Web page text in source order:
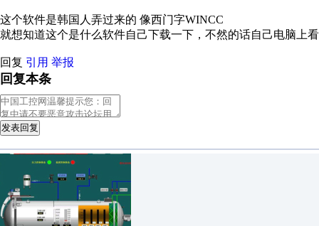
这个软件是韩国人弄过来的 像西门字WINCC
就想知道这个是什么软件自己下载一下，不然的话自己电脑上
回复 引用 举报
回复本条
发表回复